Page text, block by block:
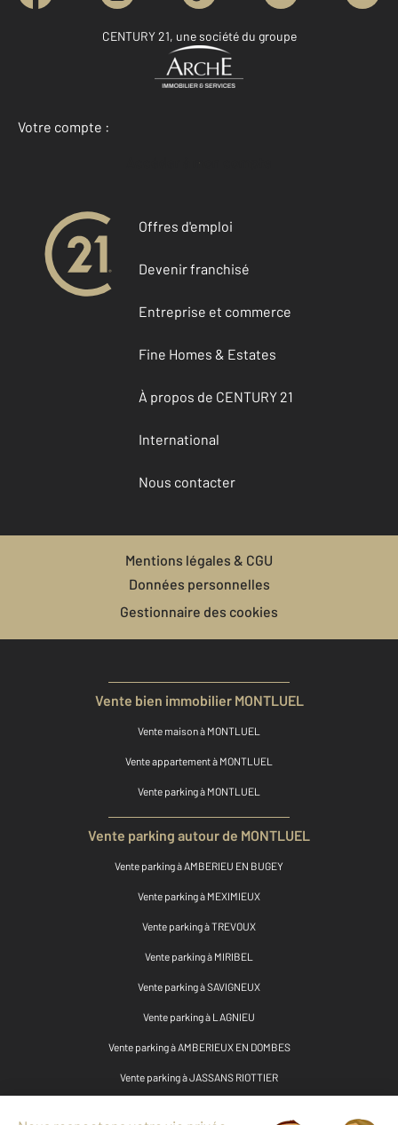
CENTURY 21, une société du groupe
Votre compte :
Accéder à mon compte
Offres d'emploi
Devenir franchisé
Entreprise et commerce
Fine Homes & Estates
À propos de CENTURY 21
International
Nous contacter
Mentions légales & CGU
Données personnelles
Gestionnaire des cookies
Vente bien immobilier MONTLUEL
Vente maison à MONTLUEL
Vente appartement à MONTLUEL
Vente parking à MONTLUEL
Vente parking autour de MONTLUEL
Vente parking à AMBERIEU EN BUGEY
Vente parking à MEXIMIEUX
Vente parking à TREVOUX
Vente parking à MIRIBEL
Vente parking à SAVIGNEUX
Vente parking à LAGNIEU
Vente parking à AMBERIEUX EN DOMBES
Vente parking à JASSANS RIOTTIER